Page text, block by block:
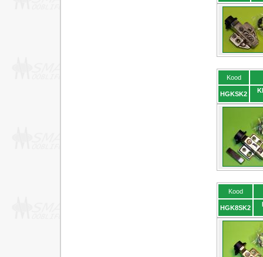
Kood
HGKSK2
Kood
HGK8SK2